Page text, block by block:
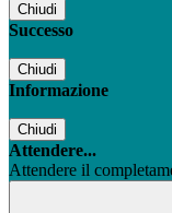
Chiudi
Successo
Chiudi
Informazione
Chiudi
Attendere...
Attendere il